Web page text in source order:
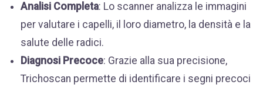
Analisi Completa: Lo scanner analizza le immagini
per valutare i capelli, il loro diametro, la densità e la
salute delle radici.
Diagnosi Precoce: Grazie alla sua precisione,
Trichoscan permette di identificare i segni precoci